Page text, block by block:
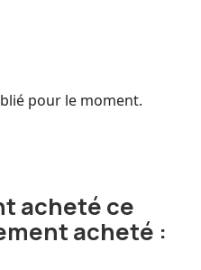
pour le moment.
acheté ce
acheté :